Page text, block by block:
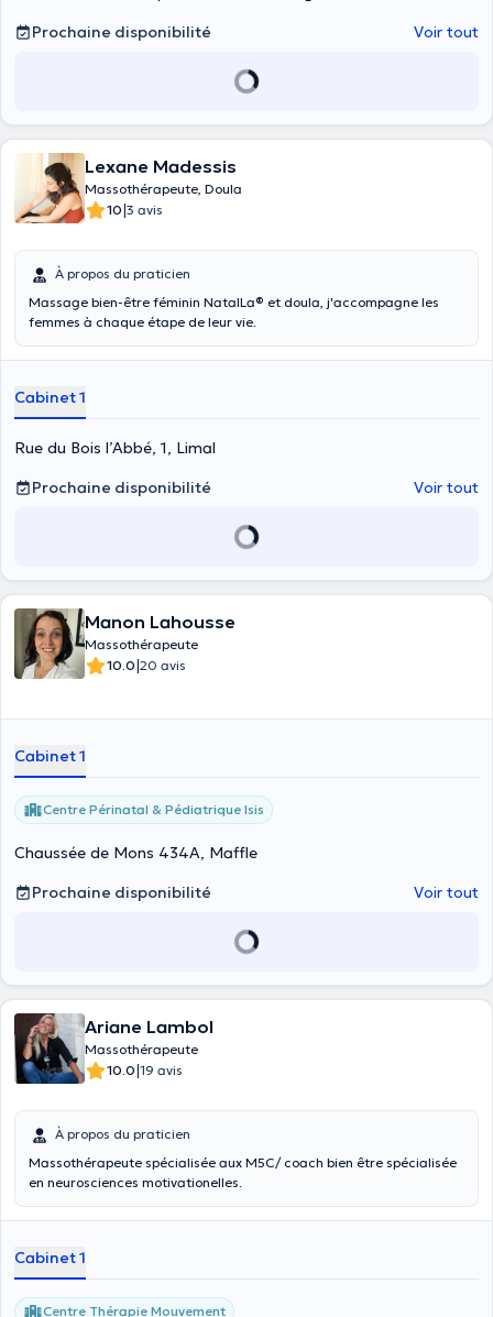
Prochaine disponibilité
Voir tout
Lexane Madessis
Massothérapeute, Doula
10|3 avis
À propos du praticien
Massage bien-être féminin NatalLa® et doula, j'accompagne les
femmes à chaque étape de leur vie.
Cabinet 1
Rue du Bois l’Abbé, 1, Limal
Prochaine disponibilité
Voir tout
Manon Lahousse
Massothérapeute
10.0|20 avis
Cabinet 1
Centre Périnatal & Pédiatrique Isis
Chaussée de Mons 434A, Maffle
Prochaine disponibilité
Voir tout
Ariane Lambol
Massothérapeute
10.0|19 avis
À propos du praticien
Massothérapeute spécialisée aux M5C/ coach bien être spécialisée
en neurosciences motivationelles.
Cabinet 1
Centre Thérapie Mouvement